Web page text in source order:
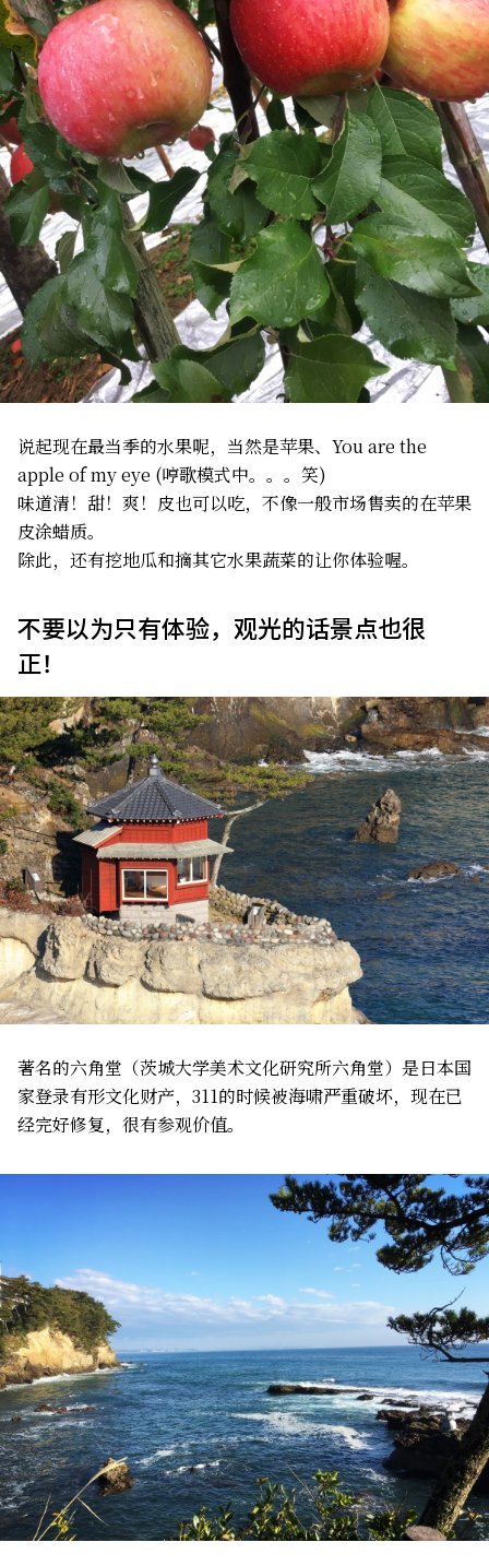
说起现在最当季的水果呢，当然是苹果、You are the
apple of my eye (哼歌模式中。。。笑)
味道清！甜！爽！皮也可以吃，不像一般市场售卖的在苹果
皮涂蜡质。
除此，还有挖地瓜和摘其它水果蔬菜的让你体验喔。
不要以为只有体验，观光的话景点也很
正！
著名的六角堂（茨城大学美术文化研究所六角堂）是日本国
家登录有形文化财产，311的时候被海啸严重破坏，现在已
经完好修复，很有参观价值。